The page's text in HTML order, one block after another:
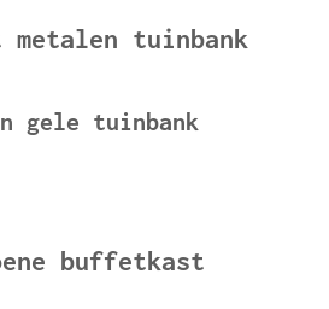
gele tuinbank